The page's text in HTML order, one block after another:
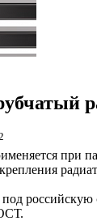
при
российскую